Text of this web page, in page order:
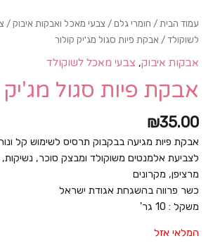
עמוד הבית/ חומרי גלם/ צבעי מאכל ואבקות איבוק/
לשוקולד/ אבקת פיות סגול מג'יק קולור
אבקות איבוק, צבעי מאכל לשוקולד
אבקת פיות סגול מג'יק
₪35.00
אבקת פיות מגיעה בבקבוק תרסיס לשימוש קל
לצביעת אלמנטים משוקולד ומבצק סוכר,
מרציפן, מקרונים
כשר פרווה בהשגחת אגודת ישראל
משקל : 10 גר'
המלאי אזל